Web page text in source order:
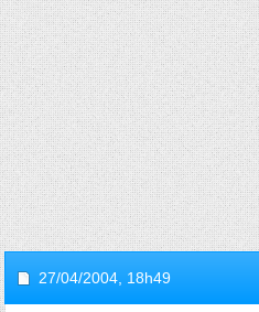
27/04/2004, 18h49